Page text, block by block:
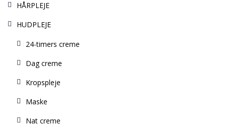
HÅRPLEJE
HUDPLEJE
24-timers creme
Dag creme
Kropspleje
Maske
Nat creme